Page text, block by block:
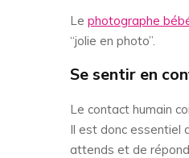
Le photographe
“jolie en photo”.
Se sentir en
Le contact humain
Il est donc essentiel
attends et de